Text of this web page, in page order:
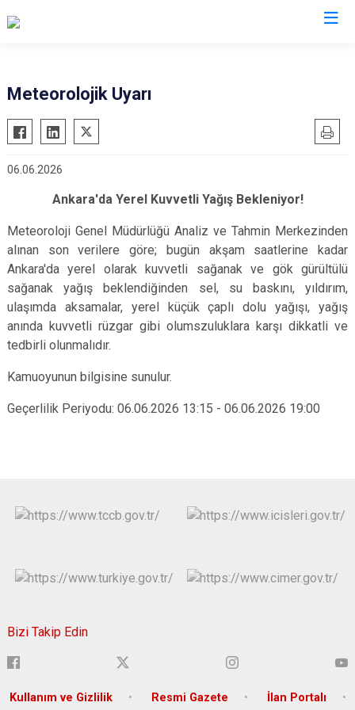
Meteorolojik Uyarı
06.06.2026
Ankara'da Yerel Kuvvetli Yağış Bekleniyor!
Meteoroloji Genel Müdürlüğü Analiz ve Tahmin Merkezinden
alınan son verilere göre; bugün akşam saatlerine kadar
Ankara'da yerel olarak kuvvetli sağanak ve gök gürültülü
sağanak yağış beklendiğinden sel, su baskını, yıldırım,
ulaşımda aksamalar, yerel küçük çaplı dolu yağışı, yağış
anında kuvvetli rüzgar gibi olumszuluklara karşı dikkatli ve
tedbirli olunmalıdır.
Kamuoyunun bilgisine sunulur.
Geçerlilik Periyodu: 06.06.2026 13:15 - 06.06.2026 19:00
Bizi Takip Edin
Kullanım ve Gizlilik Resmi Gazete İlan Portalı